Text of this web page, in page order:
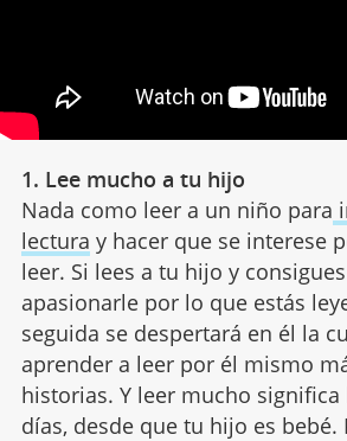
1. Lee mucho a tu hijo
Nada como leer a un niño para
lectura y hacer que se interese
leer. Si lees a tu hijo y
apasionarle por lo que estás
seguida se despertará en él la
aprender a leer por él mismo
historias. Y leer mucho
días, desde que tu hijo es bebé.